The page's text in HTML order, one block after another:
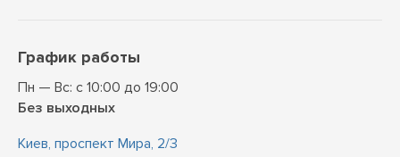
График работы
Пн — Вс: с 10:00 до 19:00
Без выходных
Киев, проспект Мира, 2/3